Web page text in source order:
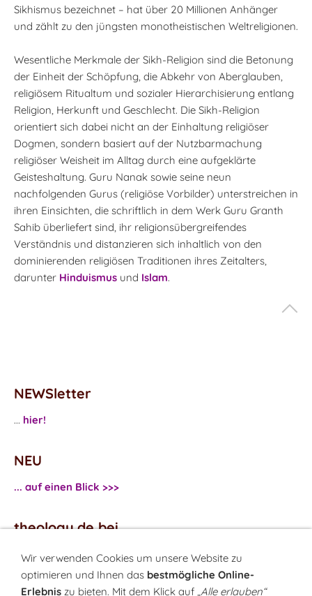
Sikhismus bezeichnet – hat über 20 Millionen Anhänger
und zählt zu den jüngsten monotheistischen Weltreligionen.
Wesentliche Merkmale der Sikh-Religion sind die Betonung
der Einheit der Schöpfung, die Abkehr von Aberglauben,
religiösem Ritualtum und sozialer Hierarchisierung entlang
Religion, Herkunft und Geschlecht. Die Sikh-Religion
orientiert sich dabei nicht an der Einhaltung religiöser
Dogmen, sondern basiert auf der Nutzbarmachung
religiöser Weisheit im Alltag durch eine aufgeklärte
Geisteshaltung. Guru Nanak sowie seine neun
nachfolgenden Gurus (religiöse Vorbilder) unterstreichen in
ihren Einsichten, die schriftlich in dem Werk Guru Granth
Sahib überliefert sind, ihr religionsübergreifendes
Verständnis und distanzieren sich inhaltlich von den
dominierenden religiösen Traditionen ihres Zeitalters,
darunter Hinduismus und Islam.
NEWSletter
... hier!
NEU
... auf einen Blick >>>
theology.de bei
...Facebook
...Twitter
Wir verwenden Cookies um unsere Website zu
optimieren und Ihnen das bestmögliche Online-
Erlebnis zu bieten. Mit dem Klick auf „Alle erlauben“